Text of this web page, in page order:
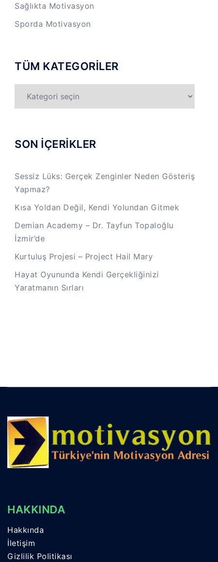
Sağlıkta Motivasyon
Sporda Motivasyon
TÜM KATEGORİLER
KATEGORİLER
SON İÇERİKLER
Sessiz Lüks: Gerçek Zenginler Neden Gösteriş
Yapmaz?
Kısa Yoldan Değil, Kendi Yolundan Gitmek
Demian Academy – Dr. Tayfun Topaloğlu
İzmir’de
Kurtuluş Projesi – Project Hail Mary
Hayat Oyununda Kendi Gerçekliğinizi
Yaratmanın Sırları
HAKKINDA
Hakkında
İletişim
Gizlilik Politikası